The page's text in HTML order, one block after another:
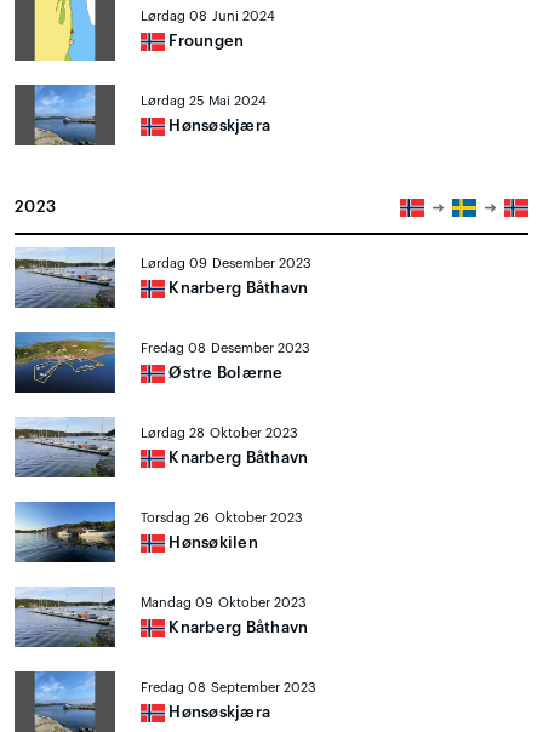
Lørdag 08 Juni 2024
Froungen
Lørdag 25 Mai 2024
Hønsøskjæra
2023
Lørdag 09 Desember 2023
Knarberg Båthavn
Fredag 08 Desember 2023
Østre Bolærne
Lørdag 28 Oktober 2023
Knarberg Båthavn
Torsdag 26 Oktober 2023
Hønsøkilen
Mandag 09 Oktober 2023
Knarberg Båthavn
Fredag 08 September 2023
Hønsøskjæra